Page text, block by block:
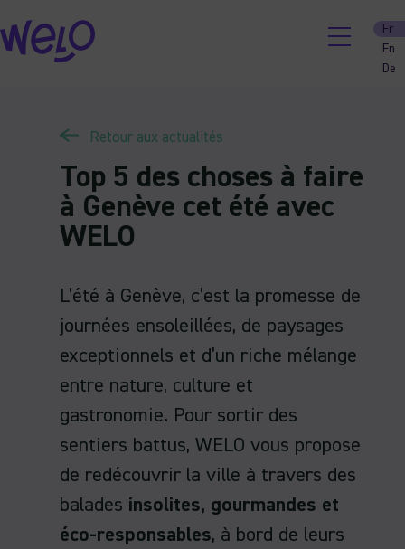
Skip
to
content
Fr
En
De
Retour aux actualités
Top 5 des choses à faire
à Genève cet été avec
WELO
L’été à Genève, c’est la promesse de
journées ensoleillées, de paysages
exceptionnels et d’un riche mélange
entre nature, culture et
gastronomie. Pour sortir des
sentiers battus, WELO vous propose
de redécouvrir la ville à travers des
balades insolites, gourmandes et
éco-responsables, à bord de leurs